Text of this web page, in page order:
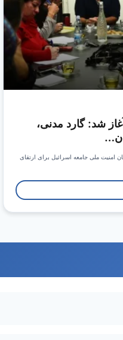
شد: گارد مدنی،
امنیت ملی جامعه اسرائیل برای ارتقای